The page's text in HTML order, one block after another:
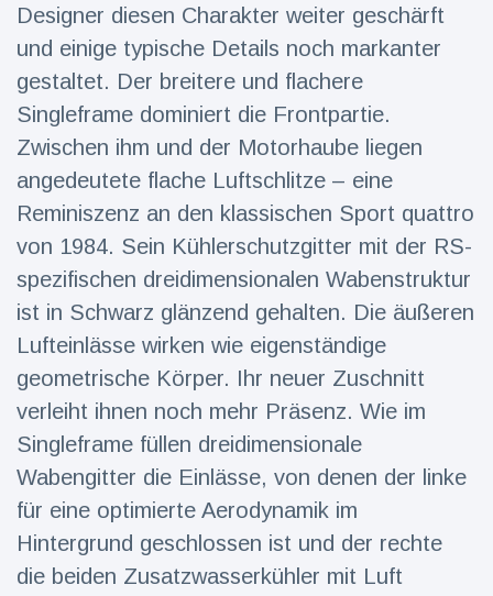
"Das alte
England":
Fans
frustriert
nach WM-
Aus
16 Juli
76
Jungstorch
nimmt
glückliche
Wendung
16 Juli
51
Aufrufe
Vor WM-
Finale:
Rauch-
Warnung
und Hitze
in New
York
Aufrufe
Designer diesen Charakter weiter geschärft
und einige typische Details noch markanter
gestaltet. Der breitere und flachere
Singleframe dominiert die Frontpartie.
Zwischen ihm und der Motorhaube liegen
angedeutete flache Luftschlitze – eine
Reminiszenz an den klassischen Sport quattro
von 1984. Sein Kühlerschutzgitter mit der RS-
spezifischen dreidimensionalen Wabenstruktur
ist in Schwarz glänzend gehalten. Die äußeren
Lufteinlässe wirken wie eigenständige
geometrische Körper. Ihr neuer Zuschnitt
verleiht ihnen noch mehr Präsenz. Wie im
Singleframe füllen dreidimensionale
Wabengitter die Einlässe, von denen der linke
für eine optimierte Aerodynamik im
Hintergrund geschlossen ist und der rechte
die beiden Zusatzwasserkühler mit Luft